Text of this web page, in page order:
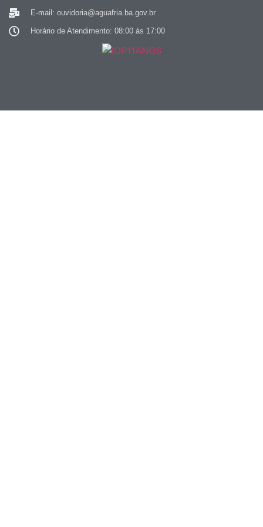
E-mail: ouvidoria@aguafria.ba.gov.br
Horário de Atendimento: 08:00 às 17:00